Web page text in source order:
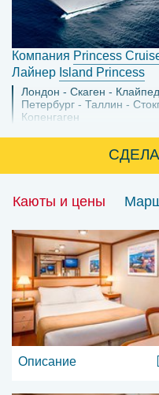
Компания Princess
Лайнер Island Princess
Лондон Скаген
Петербург
Таллин
Копенгаген
Каюты и цены
Описание